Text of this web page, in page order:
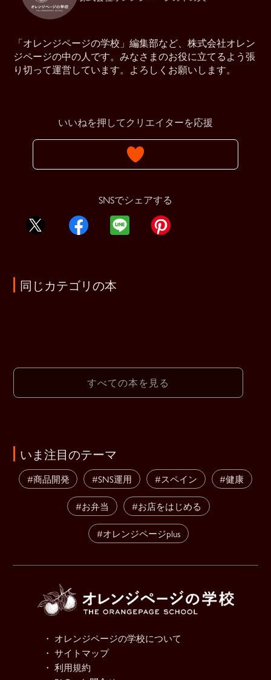
「オレンジページの学校」編集部など、株式会社オレン
ジページの中の人です。みなさまのお役に立てるよう張
り切って運営しています。よろしくお願いします。
いいねを押してクリエイターを応援
SNSでシェアする
同じカテゴリの本
すべての本を見る
いま注目のテーマ
#商品開発 #SNS運用 #スペイン #健康
#お弁当 #お店をはじめる
#オレンジページplus
・ オレンジページの学校について
・ サイトマップ
・ 利用規約